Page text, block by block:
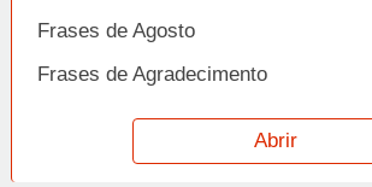
Frases de Agosto
Frases de Agradecimento
Frases de Amizade
Frases de Amor
Abrir